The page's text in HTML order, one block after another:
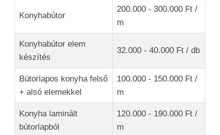
Konyhabútor
200.000 - 300.000 Ft /
m
Konyhabútor elem
készítés
32.000 - 40.000 Ft / db
Bútorlapos konyha felső
+ alsó elemekkel
100.000 - 150.000 Ft /
m
Konyha laminált
bútorlapból
120.000 - 190.000 Ft /
m